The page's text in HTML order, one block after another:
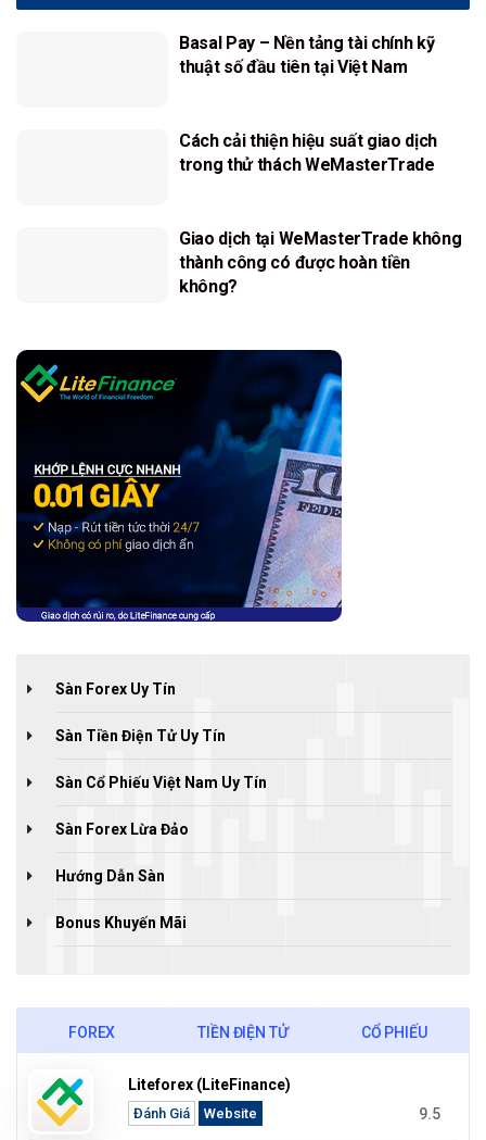
Basal Pay – Nền tảng tài chính kỹ
thuật số đầu tiên tại Việt Nam
Cách cải thiện hiệu suất giao dịch
trong thử thách WeMasterTrade
Giao dịch tại WeMasterTrade không
thành công có được hoàn tiền
không?
Sàn Forex Uy Tín
Sàn Tiền Điện Tử Uy Tín
Sàn Cổ Phiếu Việt Nam Uy Tín
Sàn Forex Lừa Đảo
Hướng Dẫn Sàn
Bonus Khuyến Mãi
FOREX TIỀN ĐIỆN TỬ CỔ PHIẾU
Liteforex (LiteFinance)
Đánh Giá Website 9.5